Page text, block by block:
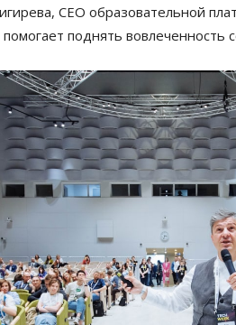
СЕО образовательной
поднять вовлеченность